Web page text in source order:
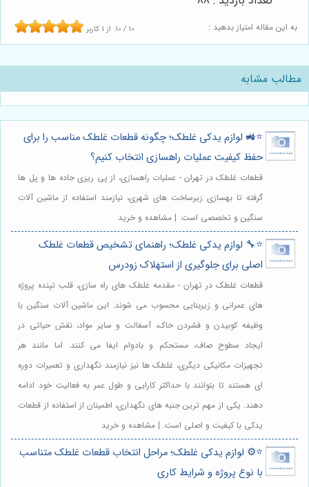
به این مقاله امتیاز بدهید : 10 / 10 از 1 کاربر
مطالب مشابه
⭐️🚜 لوازم یدکی غلطک؛ چگونه قطعات غلطک مناسب را برای
حفظ کیفیت عملیات راهسازی انتخاب کنیم؟
قطعات غلطک در تهران - عملیات راهسازی، از پی ریزی جاده ها و پل ها
گرفته تا بهسازی زیرساخت های شهری، نیازمند استفاده از ماشین آلات
سنگین و تخصصی است. | مشاهده و خرید
⭐️🔧 لوازم یدکی غلطک؛ راهنمای تشخیص قطعات غلطک
اصلی برای جلوگیری از استهلاک زودرس
قطعات غلطک در تهران - مقدمه غلطک های راه سازی، قلب تپنده پروژه
های عمرانی و زیربنایی محسوب می شوند. این ماشین آلات سنگین با
وظیفه کوبیدن و فشردن خاک، آسفالت و سایر مواد، نقش حیاتی در
ایجاد سطوح صاف، مستحکم و بادوام ایفا می کنند. اما مانند هر
تجهیزات مکانیکی دیگری، غلطک ها نیز نیازمند نگهداری و تعمیرات دوره
ای هستند تا بتوانند با حداکثر کارایی و طول عمر به فعالیت خود ادامه
دهند. یکی از مهم ترین جنبه های نگهداری، اطمینان از استفاده از قطعات
یدکی با کیفیت و اصلی است. | مشاهده و خرید
⭐️⚙️ لوازم یدکی غلطک؛ مراحل انتخاب قطعات غلطک متناسب
با نوع پروژه و شرایط کاری